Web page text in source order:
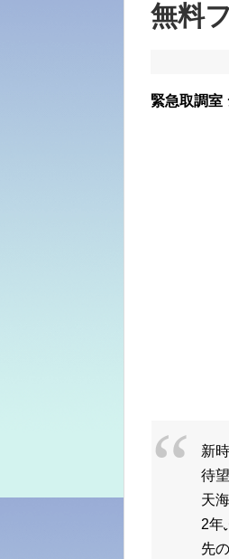
無料
緊急取調室
新
待
天
2年
先